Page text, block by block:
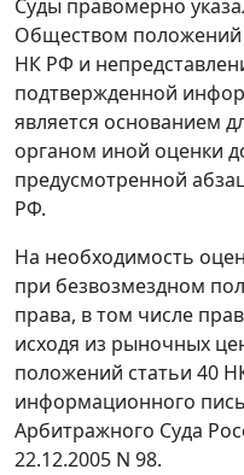
Суды правомерно
Обществом положений
НК РФ и
подтвержденной
является основанием
органом иной оценки
предусмотренной
РФ.
На необходимость
при безвозмездном
права, в том числе
исходя из рыночных
положений статьи 40
информационного
Арбитражного Суда
22.12.2005 N 98.